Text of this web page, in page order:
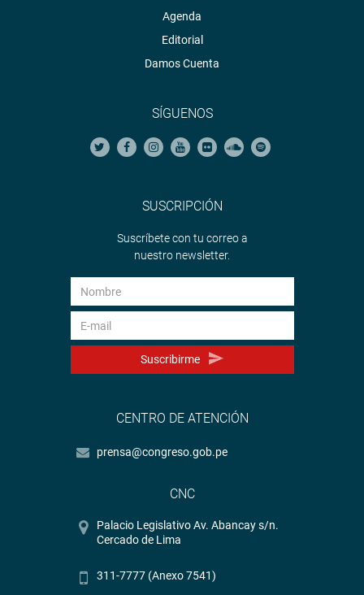
Agenda
Editorial
Damos Cuenta
SÍGUENOS
SUSCRIPCIÓN
Suscríbete con tu correo a
nuestro newsletter.
Suscribirme
CENTRO DE ATENCIÓN
prensa@congreso.gob.pe
CNC
Palacio Legislativo Av. Abancay s/n.
Cercado de Lima
311-7777 (Anexo 7541)